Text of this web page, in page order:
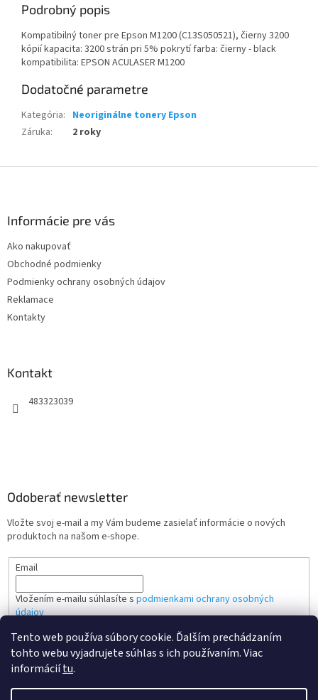
Tento web používa súbory cookie. Ďalším prechádzaním
tohto webu vyjadrujete súhlas s ich používaním. Viac
informáciítu.
Podrobný popis
Kompatibilný toner pre Epson M1200 (C13S050521), čierny 3200
kópií kapacita: 3200 strán pri 5% pokrytí farba: čierny - black
kompatibilita: EPSON ACULASER M1200
Dodatočné parametre
Kategória: Neoriginálne tonery Epson
Záruka: 2 roky
Informácie pre vás
Ako nakupovať
Obchodné podmienky
Podmienky ochrany osobných údajov
Reklamace
Kontakty
Kontakt
483323039
Odoberať newsletter
Vložte svoj e-mail a my Vám budeme zasielať informácie o nových
produktoch na našom e-shope.
Email
Vložením e-mailu súhlasíte s podmienkami ochrany osobných
údajov
PRIHLÁSIŤ SA